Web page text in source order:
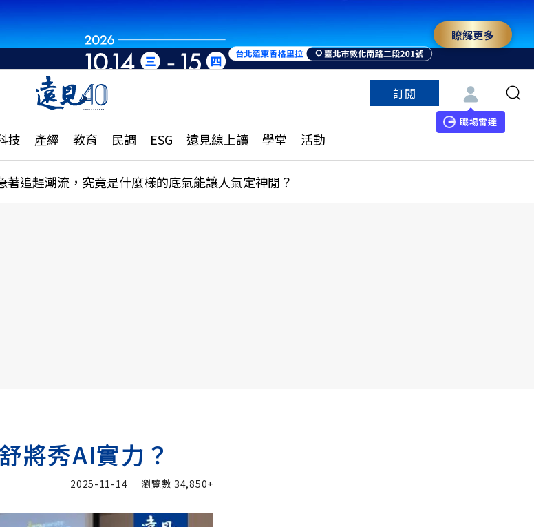
瞭解更多
訂閱
職場雷達
技 產經 教育 民調 ESG 遠見線上讀 學堂 活動
特輯
大學升學、職涯攻略
縣市施政調查全解析
民調
更多訂閱方案
特色頻道
著追趕潮流，究竟是什麼樣的底氣能讓人氣定神閒？
將秀AI實力？
2025-11-14 瀏覽數 34,850+